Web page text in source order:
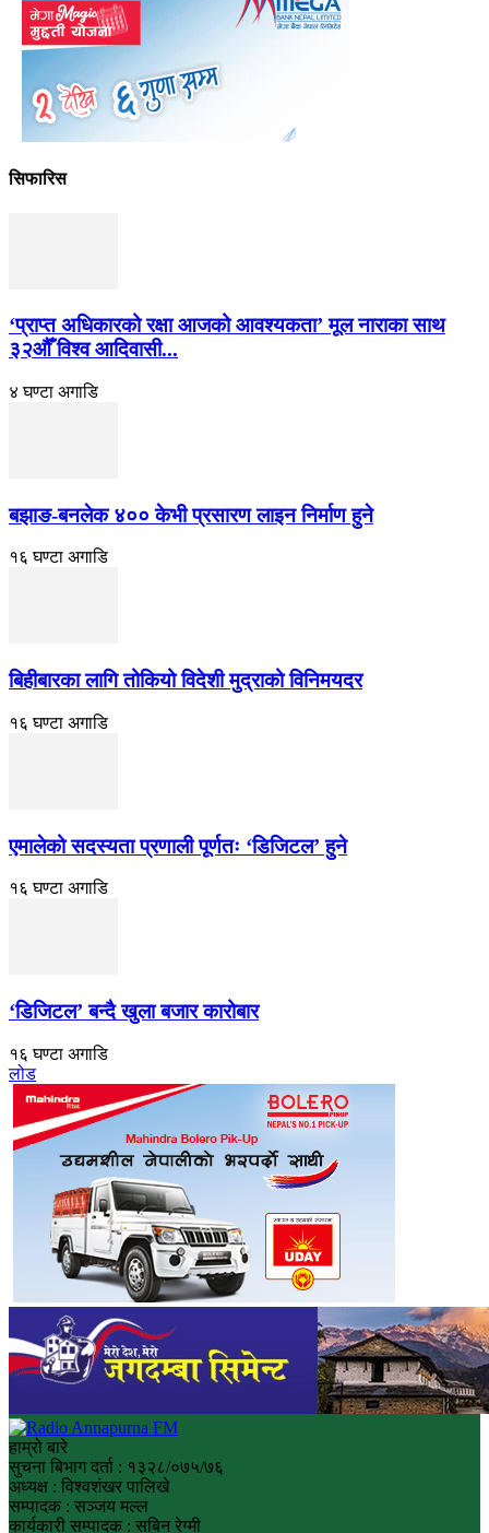
सिफारिस
‘प्राप्त अधिकारको रक्षा आजको आवश्यकता’ मूल नाराका साथ
३२औँ विश्व आदिवासी...
४ घण्टा अगाडि
बझाङ-बनलेक ४०० केभी प्रसारण लाइन निर्माण हुने
१६ घण्टा अगाडि
बिहीबारका लागि तोकियो विदेशी मुद्राको विनिमयदर
१६ घण्टा अगाडि
एमालेको सदस्यता प्रणाली पूर्णतः ‘डिजिटल’ हुने
१६ घण्टा अगाडि
‘डिजिटल’ बन्दै खुला बजार कारोबार
१६ घण्टा अगाडि
लोड
हाम्रो बारे
सुचना बिभाग दर्ता : १३२८/०७५/७६
अध्यक्ष : विश्वशंखर पालिखे
सम्पादक : सञ्जय मल्ल
कार्यकारी सम्पादक : सबिन रेग्मी